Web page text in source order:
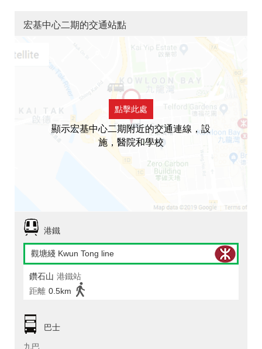
宏基中心二期的交通站點
點擊此處
顯示宏基中心二期附近的交通連線，設
施，醫院和學校
港鐵
觀塘綫 Kwun Tong line
鑽石山 港鐵站
距離 0.5km
巴士
九巴